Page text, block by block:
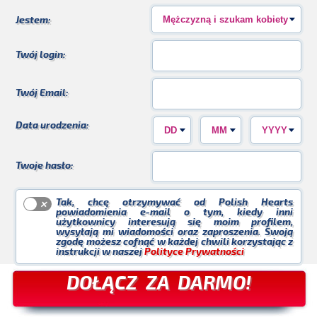
Jestem:
Twój login:
Twój Email:
Data urodzenia:
Twoje hasło:
Tak, chcę otrzymywać od Polish Hearts
powiadomienia e-mail o tym, kiedy inni
użytkownicy interesują się moim profilem,
wysyłają mi wiadomości oraz zaproszenia. Swoją
zgodę możesz cofnąć w każdej chwili korzystając z
instrukcji w naszejPolityce Prywatności
DOŁĄCZ ZA DARMO!
Violetta_30 Krzychu
Buziaczek AgnesS
Marta_88 KasiaU Ania_L